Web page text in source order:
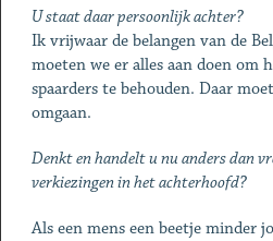
U staat daar persoonlijk achter?
Ik vrijwaar de belangen van de
moeten we er alles aan doen om
spaarders te behouden. Daar
omgaan.
Denkt en handelt u nu anders dan
verkiezingen in het achterhoofd?
Als een mens een beetje minder